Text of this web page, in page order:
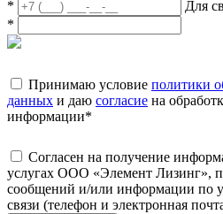
*
Для
*
Принимаю условие политики
данных и даю согласие на
информации*
Согласен на получение
услугах ООО «Элемент Лизинг»,
сообщений и/или информации по
связи (телефон и электронная